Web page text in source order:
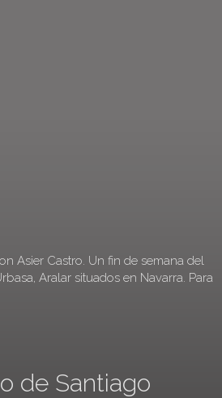
Asier Castro. Un fin de semana del
Aralar situados en Navarra. Para
de Santiago